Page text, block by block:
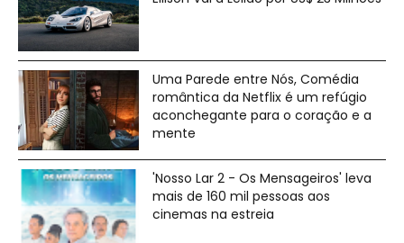
Uma Parede entre Nós, Comédia
romântica da Netflix é um refúgio
aconchegante para o coração e a
mente
'Nosso Lar 2 - Os Mensageiros' leva
mais de 160 mil pessoas aos
cinemas na estreia